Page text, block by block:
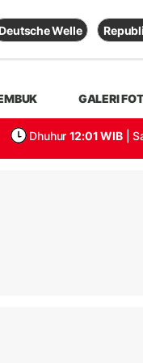
Deutsche Welle
GALERI
Dhuhur 12:01 WIB |